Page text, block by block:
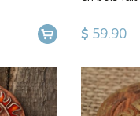
59.90